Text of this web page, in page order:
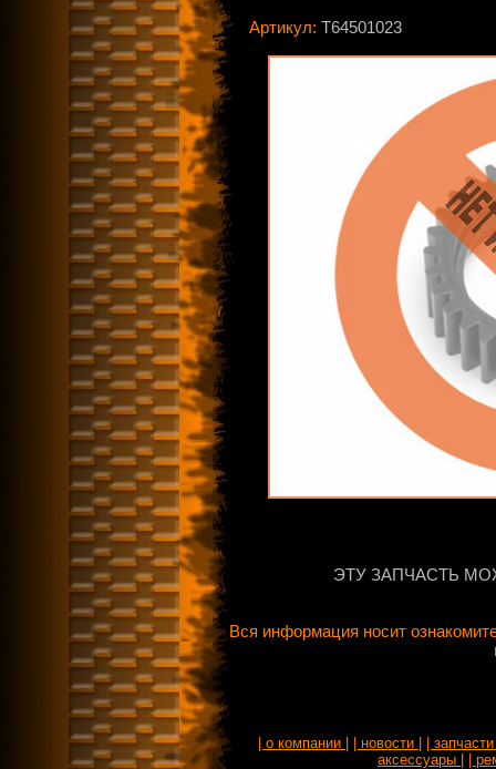
Артикул: T64501023
ЭТУ ЗАПЧАСТЬ
Вся информация носит
| о компании | | новости |
|
аксессуары |
|